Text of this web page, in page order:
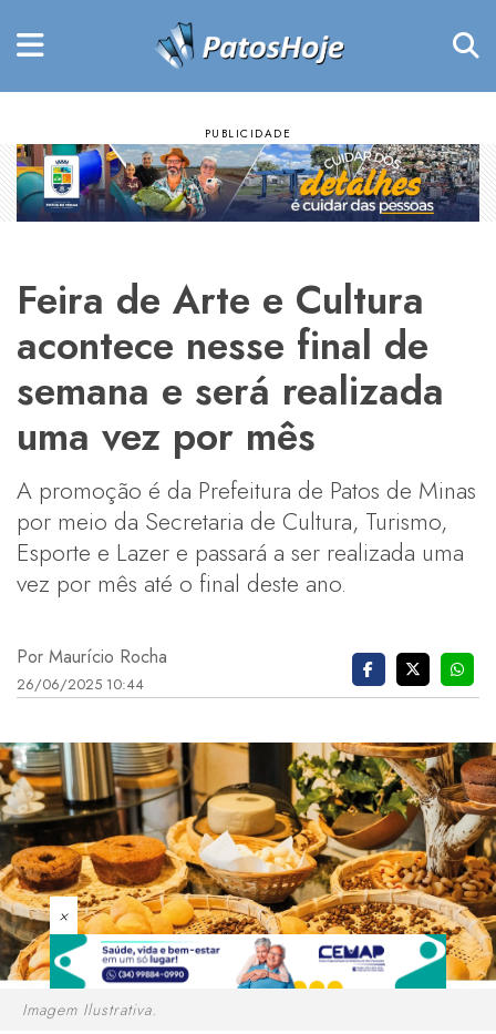
Feira de Arte e Cultura
acontece nesse final de
semana e será realizada
uma vez por mês
A promoção é da Prefeitura de Patos de Minas
por meio da Secretaria de Cultura, Turismo,
Esporte e Lazer e passará a ser realizada uma
vez por mês até o final deste ano.
Por Maurício Rocha
26/06/2025 10:44
×
Imagem Ilustrativa.